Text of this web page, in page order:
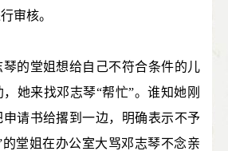
审核。
堂姐想给自己不符合条件的儿
她来找邓志琴“帮忙”。谁知她刚
请书给撂到一边，明确表示不予
的堂姐在办公室大骂邓志琴不念亲